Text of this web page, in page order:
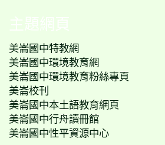
主題網頁
美崙國中特教網
美崙國中環境教育網
美崙國中環境教育粉絲專頁
美崙校刊
美崙國中本土語教育網頁
美崙國中行舟讀冊館
美崙國中性平資源中心